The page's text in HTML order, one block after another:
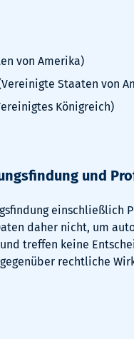
von Amerika)
Staaten von
Königreich)
und
einschließlich
daher nicht, um
treffen keine
rechtliche